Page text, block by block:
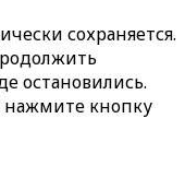
сохраняется.
остановились.
нажмите кнопку